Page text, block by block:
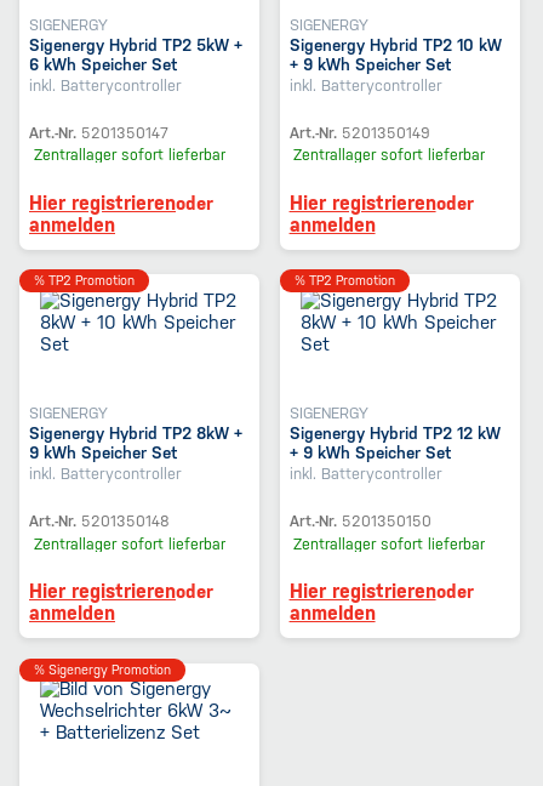
SIGENERGY
Sigenergy Hybrid TP2 5kW +
6 kWh Speicher Set
inkl. Batterycontroller
Art.-Nr. 5201350147
Zentrallager sofort lieferbar
Hier registrierenoder
anmelden
SIGENERGY
Sigenergy Hybrid TP2 10 kW
+ 9 kWh Speicher Set
inkl. Batterycontroller
Art.-Nr. 5201350149
Zentrallager sofort lieferbar
Hier registrierenoder
anmelden
% TP2 Promotion
SIGENERGY
Sigenergy Hybrid TP2 8kW +
9 kWh Speicher Set
inkl. Batterycontroller
Art.-Nr. 5201350148
Zentrallager sofort lieferbar
Hier registrierenoder
anmelden
% TP2 Promotion
SIGENERGY
Sigenergy Hybrid TP2 12 kW
+ 9 kWh Speicher Set
inkl. Batterycontroller
Art.-Nr. 5201350150
Zentrallager sofort lieferbar
Hier registrierenoder
anmelden
% Sigenergy Promotion